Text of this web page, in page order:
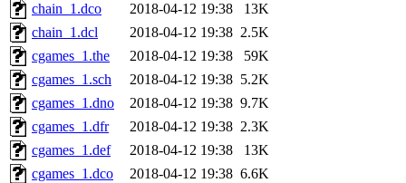
chain_1.dco
2018-04-12 19:38
13K
chain_1.dcl
2018-04-12 19:38 2.5K
cgames_1.the
2018-04-12 19:38
59K
cgames_1.sch
2018-04-12 19:38 5.2K
cgames_1.dno
2018-04-12 19:38 9.7K
cgames_1.dfr
2018-04-12 19:38 2.3K
cgames_1.def
2018-04-12 19:38
13K
cgames_1.dco
2018-04-12 19:38 6.6K